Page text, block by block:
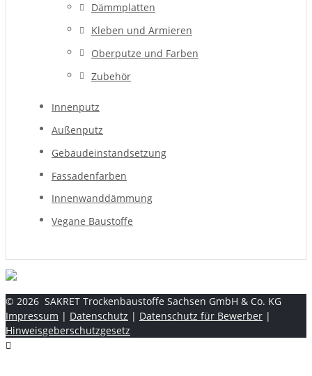
Dämmplatten
Kleben und Armieren
Oberputze und Farben
Zubehör
Innenputz
Außenputz
Gebäudeinstandsetzung
Fassadenfarben
Innenwanddämmung
Vegane Baustoffe
© 2026 SAKRET Trockenbaustoffe Sachsen GmbH & Co. KG
Impressum | Datenschutz | Datenschutz für Bewerber |
Hinweisgeberschutzgesetz